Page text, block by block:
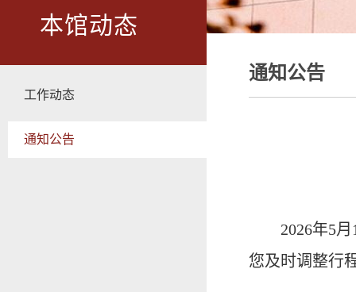
本馆动态
工作动态
通知公告
通知公告
2026年5
您及时调整行